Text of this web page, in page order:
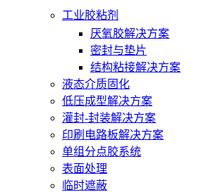
工业胶粘剂
厌氧胶解决方案
密封与垫片
结构粘接解决方案
液态介质固化
低压成型解决方案
灌封-封装解决方案
印刷电路板解决方案
单组分点胶系统
表面处理
临时遮蔽